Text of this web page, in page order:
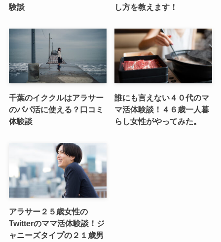
験談
し方を教えます！
千葉のイククルはアラサー
のパパ活に使える？口コミ
体験談
誰にも言えない４０代のマ
マ活体験談！４６歳一人暮
らし女性がやってみた。
アラサー２５歳女性の
Twitterのママ活体験談！ジ
ャニーズタイプの２１歳男